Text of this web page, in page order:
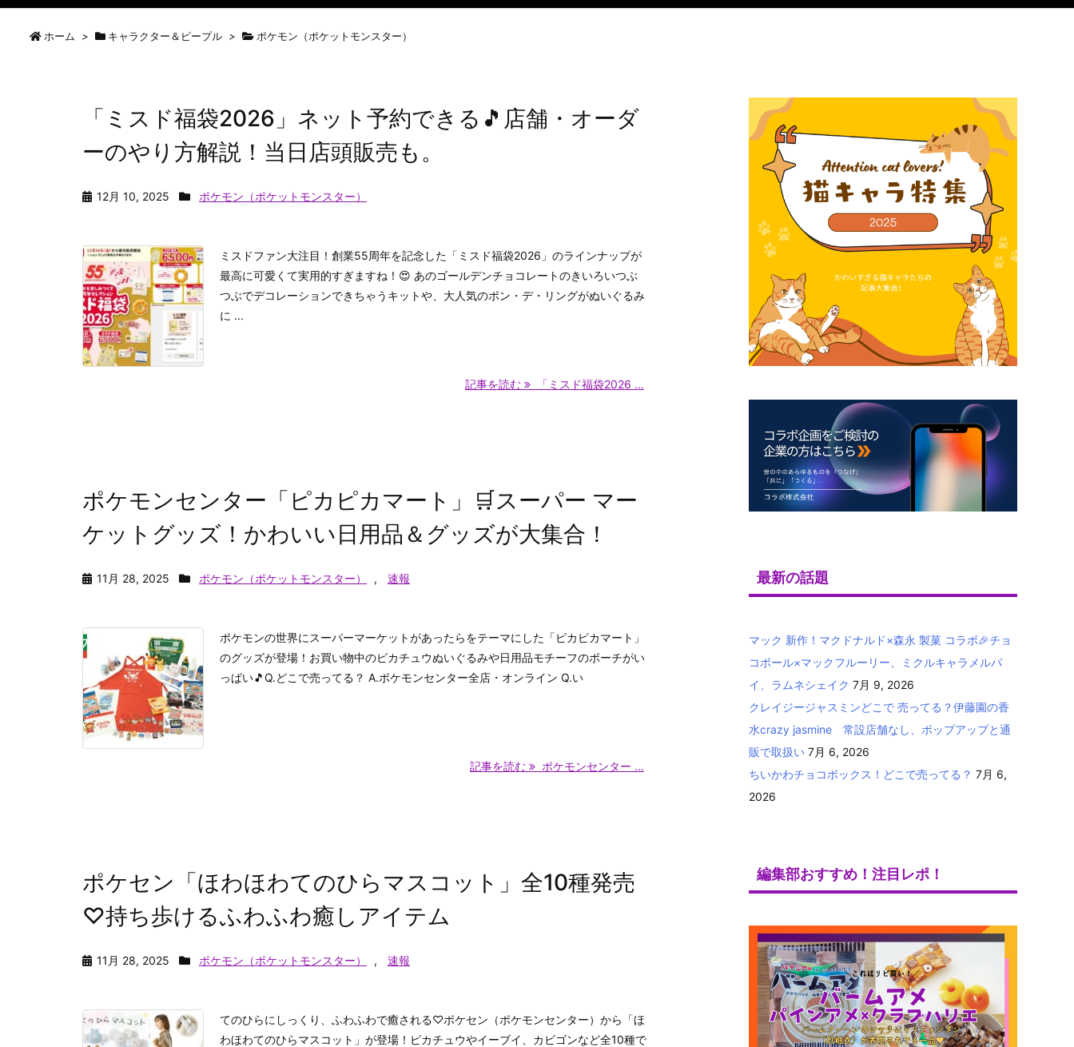
ホーム > キャラクター＆ピープル > ポケモン（ポケットモンスター）
「ミスド福袋2026」ネット予約できる🎵店舗・オーダ
ーのやり方解説！当日店頭販売も。
12月 10, 2025 ポケモン（ポケットモンスター）
ミスドファン大注目！創業55周年を記念した「ミスド福袋2026」のラインナップが
最高に可愛くて実用的すぎますね！😍 あのゴールデンチョコレートのきいろいつぶ
つぶでデコレーションできちゃうキットや、大人気のポン・デ・リングがぬいぐるみ
に ...
記事を読む 「ミスド福袋2026 ...
ポケモンセンター「ピカピカマート」🛒スーパー マー
ケットグッズ！かわいい日用品＆グッズが大集合！
11月 28, 2025 ポケモン（ポケットモンスター） , 速報
ポケモンの世界にスーパーマーケットがあったらをテーマにした「ピカピカマート」
のグッズが登場！お買い物中のピカチュウぬいぐるみや日用品モチーフのポーチがい
っぱい🎵Q.どこで売ってる？ A.ポケモンセンター全店・オンライン Q.い
記事を読む ポケモンセンター ...
ポケセン「ほわほわてのひらマスコット」全10種発売
♡持ち歩けるふわふわ癒しアイテム
11月 28, 2025 ポケモン（ポケットモンスター） , 速報
てのひらにしっくり、ふわふわで癒される♡ポケセン（ポケモンセンター）から「ほ
わほわてのひらマスコット」が登場！ピカチュウやイーブイ、カビゴンなど全10種で
最新の話題
マック 新作！マクドナルド×森永 製菓 コラボ🎉チョ
コボール×マックフルーリー、ミクルキャラメルパ
イ、ラムネシェイク 7月 9, 2026
クレイジージャスミンどこで 売ってる？伊藤園の香
水crazy jasmine 常設店舗なし、ポップアップと通
販で取扱い 7月 6, 2026
ちいかわチョコボックス！どこで売ってる？ 7月 6,
2026
編集部おすすめ！注目レポ！